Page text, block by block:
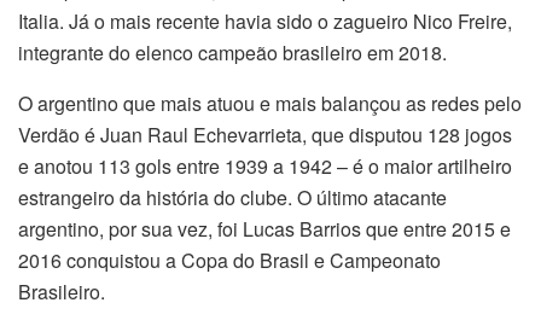
Italia. Já o mais recente havia sido o zagueiro Nico Freire,
integrante do elenco campeão brasileiro em 2018.
O argentino que mais atuou e mais balançou as redes pelo
Verdão é Juan Raul Echevarrieta, que disputou 128 jogos
e anotou 113 gols entre 1939 a 1942 – é o maior artilheiro
estrangeiro da história do clube. O último atacante
argentino, por sua vez, foi Lucas Barrios que entre 2015 e
2016 conquistou a Copa do Brasil e Campeonato
Brasileiro.